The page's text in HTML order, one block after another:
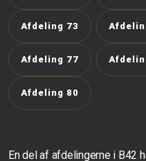
Afdeling 73
Afdeling 77
Afdeling 80
En del af afdelingerne i B42